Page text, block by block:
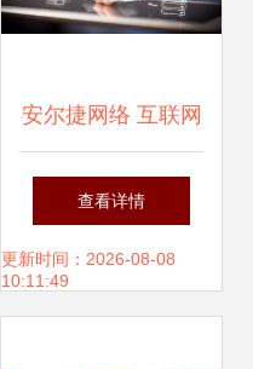
安尔捷网络 互联网
思维下的企业营销
与销售新路径
查看详情
更新时间：2026-08-08
10:11:49